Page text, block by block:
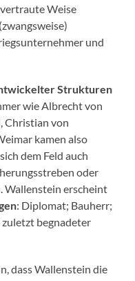
Weise
und
Strukturen
wie Albrecht von
Christian von
kamen also
dem Feld auch
oder
Wallenstein erscheint
: Diplomat; Bauherr;
begnadeter
dass Wallenstein die